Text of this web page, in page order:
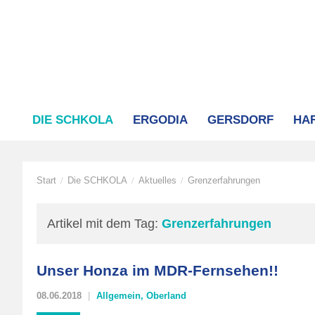
DIE SCHKOLA ERGODIA GERSDORF
Start / Die SCHKOLA / Aktuelles / Grenzerfahrungen
Artikel mit dem Tag: Grenzerfahrungen
Unser Honza im MDR-Fernsehen!!
08.06.2018 Allgemein, Oberland